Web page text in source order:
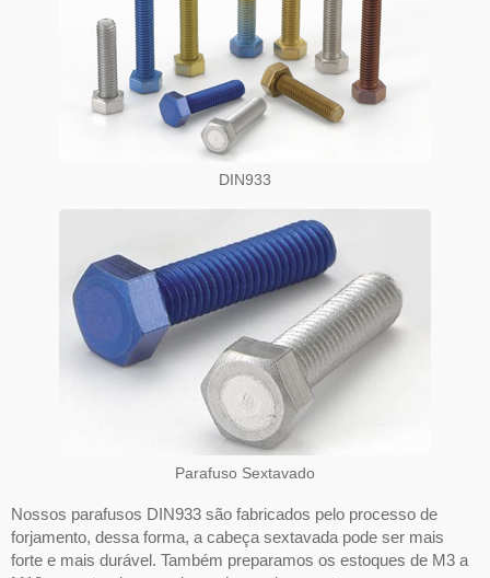
DIN933
Parafuso Sextavado
Nossos parafusos DIN933 são fabricados pelo processo de
forjamento, dessa forma, a cabeça sextavada pode ser mais
forte e mais durável. Também preparamos os estoques de M3 a